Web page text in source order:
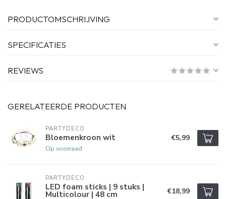
PRODUCTOMSCHRIJVING
SPECIFICATIES
REVIEWS
GERELATEERDE PRODUCTEN
PARTYDECO
Bloemenkroon wit
Op voorraad
€5,99
PARTYDECO
LED foam sticks | 9 stuks |
Multicolour | 48 cm €18,99